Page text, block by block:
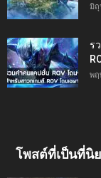
มิถุ
ร
พฤ
โพสต์ที่เป็นที่นิ